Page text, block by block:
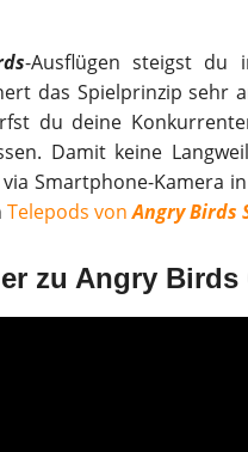
-Ausflügen steigst
das Spielprinzip sehr
du deine
Damit keine
Smartphone-Kamera
Telepods vonAngry Birds
zu Angry Birds